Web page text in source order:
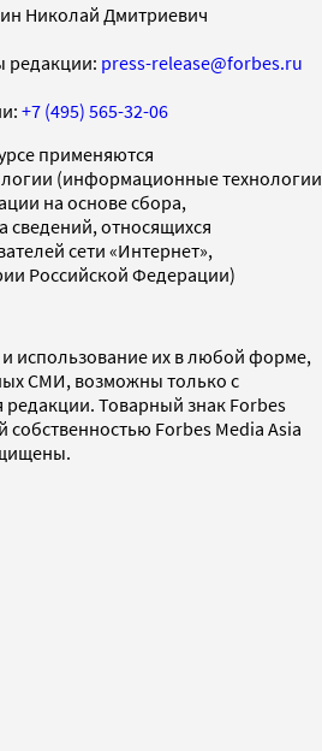
Николай Дмитриевич
редакции: press-release@forbes.ru
+7 (495) 565-32-06
применяются
(информационные технологии
на основе сбора,
сведений, относящихся
сети «Интернет»,
Российской Федерации)
использование их в любой форме,
СМИ, возможны только с
Товарный знак Forbes
собственностью Forbes Media Asia